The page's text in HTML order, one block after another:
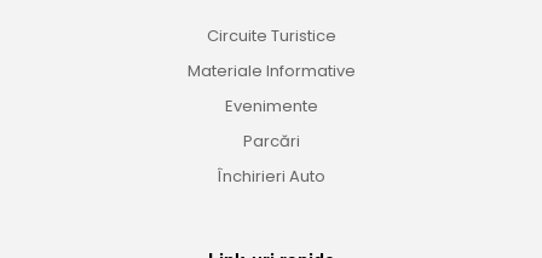
Circuite Turistice
Materiale Informative
Evenimente
Parcări
Închirieri Auto